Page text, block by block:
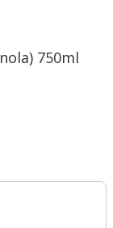
750ml